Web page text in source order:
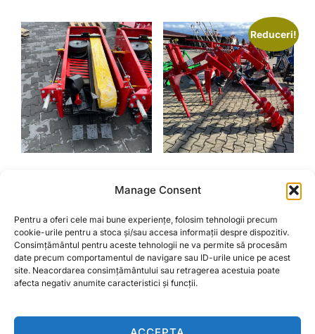
Manage Consent
Pentru a oferi cele mai bune experiențe, folosim tehnologii precum
cookie-urile pentru a stoca și/sau accesa informații despre dispozitiv.
Consimțământul pentru aceste tehnologii ne va permite să procesăm
date precum comportamentul de navigare sau ID-urile unice pe acest
site. Neacordarea consimțământului sau retragerea acestuia poate
afecta negativ anumite caracteristici și funcții.
6.300,00 lei
are
mai
multe
variații.
Opțiunile
pot
fi
pagina
produsului.
CARTOFI CU BANDA
6.500,00lei
ADAUGĂ ÎN COȘ
Reduceri!
inițial
a
fost:
6.250,00 lei.
Prețul
este:
ADAUGĂ ÎN COȘ